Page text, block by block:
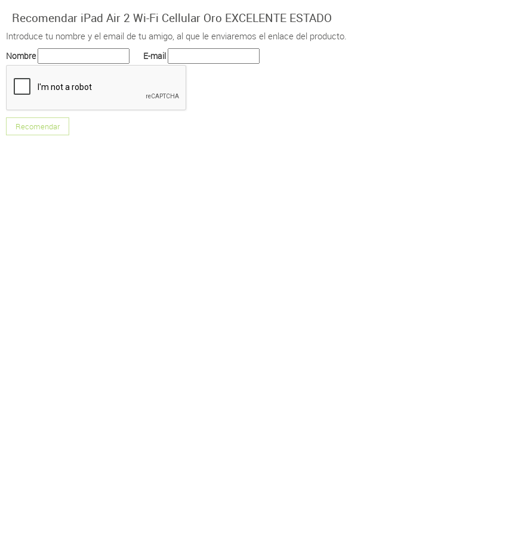
Recomendar iPad Air 2 Wi-Fi Cellular Oro EXCELENTE ESTADO
Introduce tu nombre y el email de tu amigo, al que le enviaremos el enlace del producto.
Nombre E-mail